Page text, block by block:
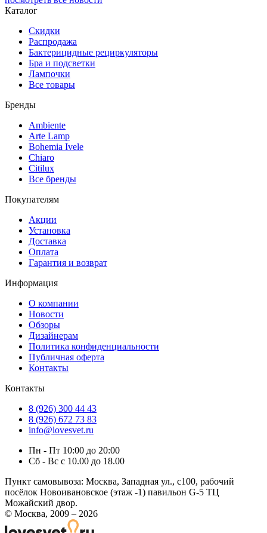
Каталог
Скидки
Распродажа
Бактерицидные рециркуляторы
Бра и подсветки
Лампочки
Все товары
Бренды
Ambiente
Arte Lamp
Bohemia Ivele
Chiaro
Citilux
Все бренды
Покупателям
Акции
Установка
Доставка
Оплата
Гарантия и возврат
Информация
О компании
Новости
Обзоры
Дизайнерам
Политика конфиденциальности
Публичная оферта
Контакты
Контакты
8 (926) 300 44 43
8 (926) 672 73 83
info@lovesvet.ru
Пн - Пт 10:00 до 20:00
Сб - Вс с 10.00 до 18.00
Пункт самовывоза: Москва, Западная ул., с100, рабочий
посёлок Новоивановское (этаж -1) павильон G-5 ТЦ
Можайский двор.
© Москва, 2009 – 2026